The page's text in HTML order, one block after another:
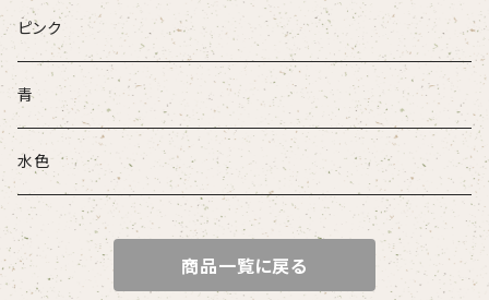
ピンク
青
水色
商品一覧に戻る